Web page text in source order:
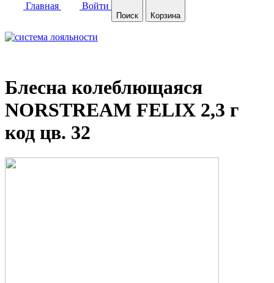
Главная Войти
Поиск Корзина
Блесна колеблющаяся
NORSTREAM FELIX 2,3 г
код цв. 32